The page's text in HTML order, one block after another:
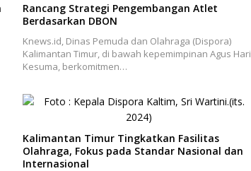
Rancang Strategi Pengembangan Atlet
Berdasarkan DBON
Knews.id, Dinas Pemuda dan Olahraga (Dispora)
Kalimantan Timur, di bawah kepemimpinan Agus Hari
Kesuma, berkomitmen…
Kalimantan Timur Tingkatkan Fasilitas
Olahraga, Fokus pada Standar Nasional dan
Internasional